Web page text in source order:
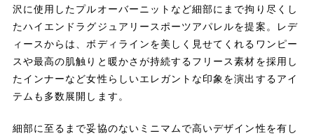
沢に使用したプルオーバーニットなど細部にまで拘り尽くし
たハイエンドラグジュアリースポーツアパレルを提案。レデ
ィースからは、ボディラインを美しく見せてくれるワンピー
スや最高の肌触りと暖かさが持続するフリース素材を採用し
たインナーなど女性らしいエレガントな印象を演出するアイ
テムも多数展開します。
細部に至るまで妥協のないミニマムで高いデザイン性を有し